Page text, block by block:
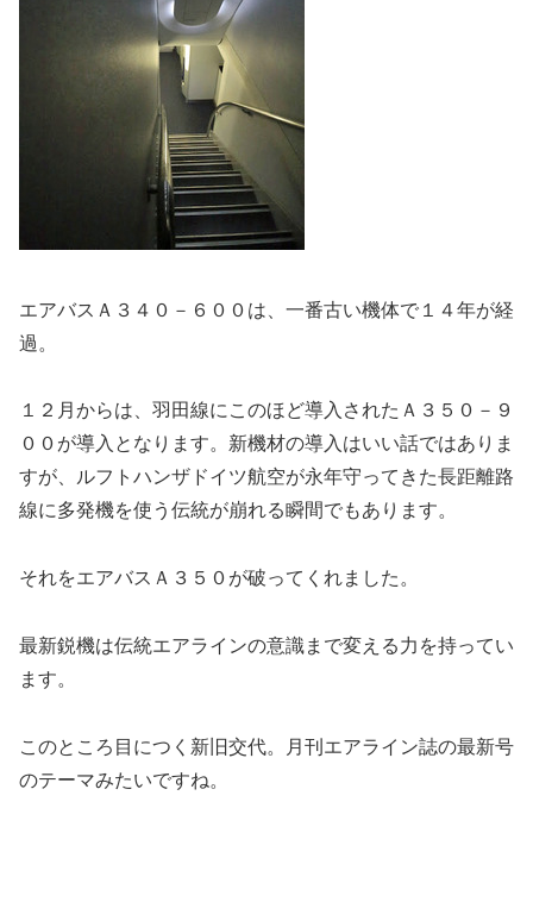
エアバスＡ３４０－６００は、一番古い機体で１４年が経
過。
１２月からは、羽田線にこのほど導入されたＡ３５０－９
００が導入となります。新機材の導入はいい話ではありま
すが、ルフトハンザドイツ航空が永年守ってきた長距離路
線に多発機を使う伝統が崩れる瞬間でもあります。
それをエアバスＡ３５０が破ってくれました。
最新鋭機は伝統エアラインの意識まで変える力を持ってい
ます。
このところ目につく新旧交代。月刊エアライン誌の最新号
のテーマみたいですね。